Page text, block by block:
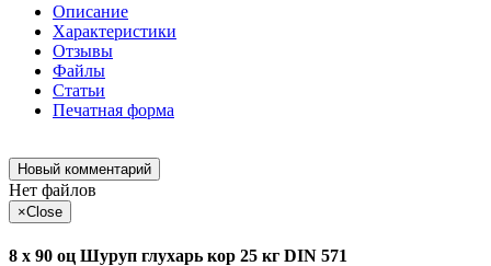
Описание
Характеристики
Отзывы
Файлы
Статьи
Печатная форма
Новый комментарий
Нет файлов
×Close
8 х 90 оц Шуруп глухарь кор 25 кг DIN 571